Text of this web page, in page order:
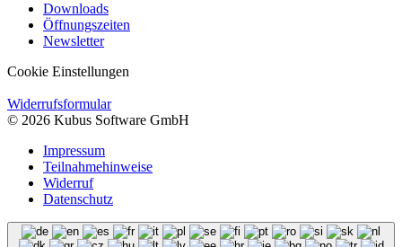
Downloads
Öffnungszeiten
Newsletter
Cookie Einstellungen
Widerrufsformular
© 2026 Kubus Software GmbH
Impressum
Teilnahmehinweise
Widerruf
Datenschutz